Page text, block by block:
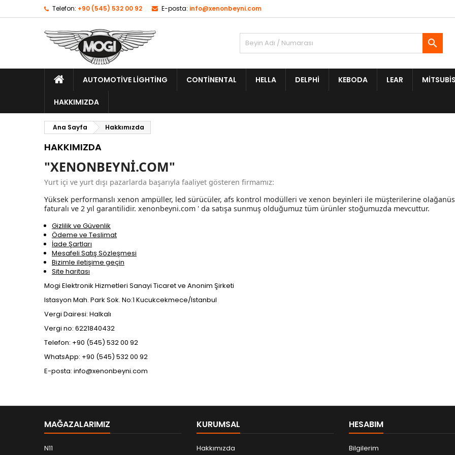
Telefon: +90 (545) 532 00 92 E-posta: info@xenonbeyni.com

AUTOMOTIVE LIGHTING CONTINENTAL HELLA DELPHI KEBODA LEAR
HAKKIMIZDA
Ana Sayfa Hakkımızda
HAKKIMIZDA
"XENONBEYNİ.COM"
Yurt içi ve yurt dışı pazarlarda başarıyla faaliyet gösteren firmamız:
Yüksek performanslı xenon ampüller, led sürücüler, afs kontrol modülleri ve xenon beyinleri ile müşterilerine
faturalı ve 2 yıl garantilidir. xenonbeyni.com ' da satışa sunmuş olduğumuz tüm ürünler stoğumuzda mevcuttur.
Gizlilik ve Güvenlik
Ödeme ve Teslimat
İade Şartları
Mesafeli Satış Sözleşmesi
Bizimle iletişime geçin
Site haritası
Mogi Elektronik Hizmetleri Sanayi Ticaret ve Anonim Şirketi
Istasyon Mah. Park Sok. No:1 Kucukcekmece/Istanbul
Vergi Dairesi: Halkalı
Vergi no: 6221840432
Telefon: +90 (545) 532 00 92
WhatsApp: +90 (545) 532 00 92
E-posta: info@xenonbeyni.com
MAĞAZALARIMIZ
N11
KURUMSAL
Hakkımızda
HESABIM
Bilgilerim